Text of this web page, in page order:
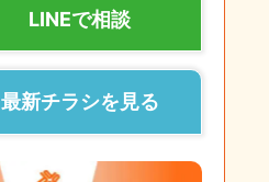
LINEで相談
最新チラシを見る